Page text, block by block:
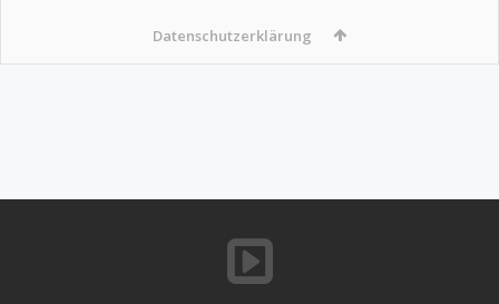
Datenschutzerklärung